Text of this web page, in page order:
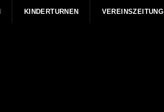
KINDERTURNEN VEREINSZEITUNG